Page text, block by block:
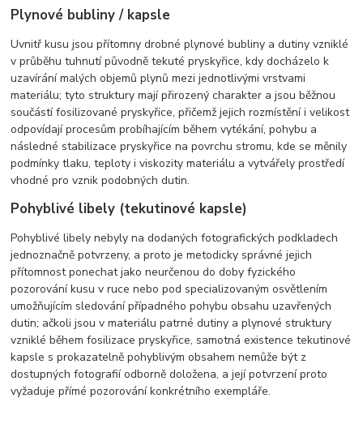
Plynové bubliny / kapsle
Uvnitř kusu jsou přítomny drobné plynové bubliny a dutiny vzniklé
v průběhu tuhnutí původně tekuté pryskyřice, kdy docházelo k
uzavírání malých objemů plynů mezi jednotlivými vrstvami
materiálu; tyto struktury mají přirozený charakter a jsou běžnou
součástí fosilizované pryskyřice, přičemž jejich rozmístění i velikost
odpovídají procesům probíhajícím během vytékání, pohybu a
následné stabilizace pryskyřice na povrchu stromu, kde se měnily
podmínky tlaku, teploty i viskozity materiálu a vytvářely prostředí
vhodné pro vznik podobných dutin.
Pohyblivé libely (tekutinové kapsle)
Pohyblivé libely nebyly na dodaných fotografických podkladech
jednoznačně potvrzeny, a proto je metodicky správné jejich
přítomnost ponechat jako neurčenou do doby fyzického
pozorování kusu v ruce nebo pod specializovaným osvětlením
umožňujícím sledování případného pohybu obsahu uzavřených
dutin; ačkoli jsou v materiálu patrné dutiny a plynové struktury
vzniklé během fosilizace pryskyřice, samotná existence tekutinové
kapsle s prokazatelně pohyblivým obsahem nemůže být z
dostupných fotografií odborně doložena, a její potvrzení proto
vyžaduje přímé pozorování konkrétního exempláře.